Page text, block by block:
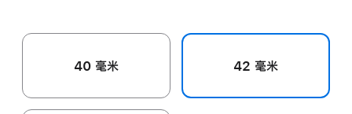
40 毫米 42 毫米